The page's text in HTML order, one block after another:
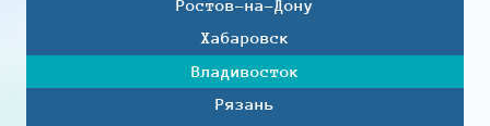
Ростов-на-Дону
Хабаровск
Владивосток
Рязань